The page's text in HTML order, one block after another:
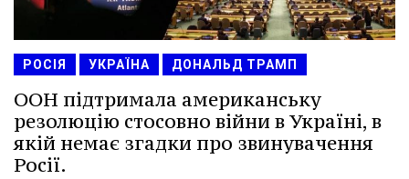
РОСІЯ УКРАЇНА ДОНАЛЬД ТРАМП
ООН підтримала американську
резолюцію стосовно війни в Україні, в
якій немає згадки про звинувачення
Росії.